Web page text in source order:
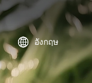
 อังกฤษ